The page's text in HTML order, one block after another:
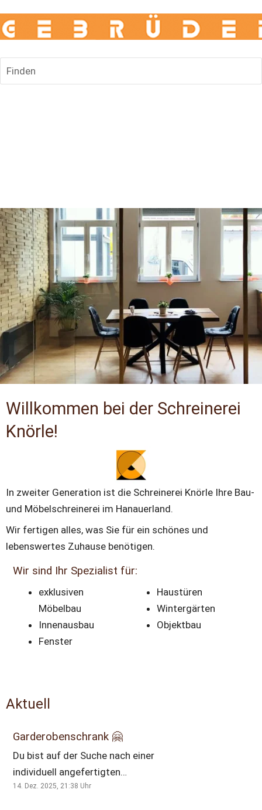
Finden
Willkommen bei der Schreinerei
Knörle!
In zweiter Generation ist die Schreinerei Knörle Ihre Bau-
und Möbelschreinerei im Hanauerland.
Wir fertigen alles, was Sie für ein schönes und
lebenswertes Zuhause benötigen.
Wir sind Ihr Spezialist für:
exklusiven
Möbelbau
Innenausbau
Fenster
Haustüren
Wintergärten
Objektbau
Aktuell
Garderobenschrank 🤗
Du bist auf der Suche nach einer
individuell angefertigten
Garderobe? Wir haben für jede Idee
14. Dez. 2025, 21:38 Uhr